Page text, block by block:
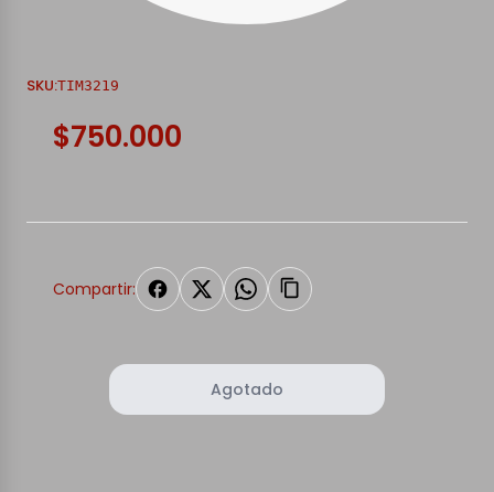
SKU:TIM3219
$750.000
Compartir:
Agotado